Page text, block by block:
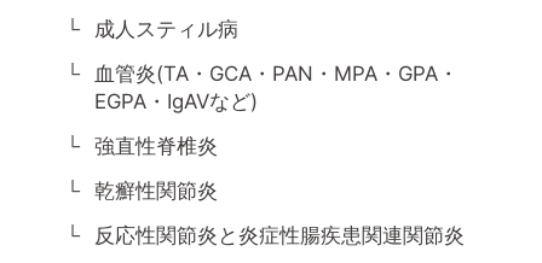
成人スティル病
血管炎(TA・GCA・PAN・MPA・GPA・
EGPA・IgAVなど)
強直性脊椎炎
乾癬性関節炎
反応性関節炎と炎症性腸疾患関連関節炎